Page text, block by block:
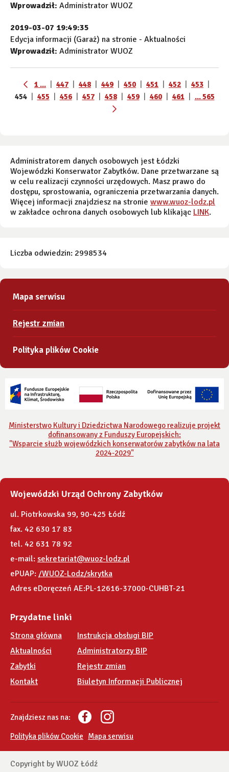
Wprowadził: Administrator WUOZ
2019-03-07 19:49:35
Edycja informacji (Garaż) na stronie - Aktualności
Wprowadził: Administrator WUOZ
1 ... 447 448 449 450 451 452 453
454
455 456 457 458 459 460 461 ... 565
Administratorem danych osobowych jest Łódzki
Wojewódzki Konserwator Zabytków. Dane przetwarzane są
w celu realizacji czynności urzędowych. Masz prawo do
dostępu, sprostowania, ograniczenia przetwarzania danych.
Więcej informacji znajdziesz na stronie www.wuoz-lodz.pl
w zakładce ochrona danych osobowych lub klikając LINK.
Liczba odwiedzin: 2998534
Mapa serwisu
Rejestr zmian
Polityka plików Cookie
Ministerstwo Kultury i Dziedzictwa Narodowego realizuje projekt
dofinansowany z Funduszy Europejskich:
"Wsparcie służb wojewódzkich konserwatorów zabytków na lata
2024-2029"
Wojewódzki Urząd Ochrony Zabytków
ul. Piotrkowska 99, 90-425 Łódź
fax. 42 630 17 83
tel. 42 631 78 92
e-mail: sekretariat@wuoz-lodz.pl
ePUAP: /WUOZ-Lodz/skrytka
Adres eDoręczeń AE:PL-12616-37000-CUHBT-21
Przydatne linki
Strona główna
Aktualności
Zabytki
Kontakt
Instrukcja obsługi BIP
Administratorzy BIP
Rejestr zmian
Biuletyn Informacji Publicznej
Znajdziesz nas na:
Polityka plików Cookie Mapa serwisu
Copyright by WUOZ Łódź